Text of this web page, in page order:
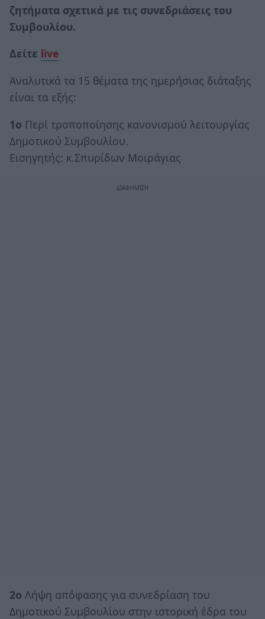
ζητήματα σχετικά με τις συνεδριάσεις του
Συμβουλίου.
Δείτε live
Αναλυτικά τα 15 θέματα της ημερήσιας διάταξης
είναι τα εξής:
1ο Περί τροποποίησης κανονισμού λειτουργίας
Δημοτικού Συμβουλίου.
Εισηγητής: κ.Σπυρίδων Μοιράγιας
2ο Λήψη απόφασης για συνεδρίαση του
Δημοτικού Συμβουλίου στην ιστορική έδρα του